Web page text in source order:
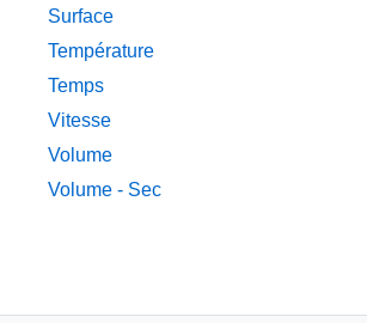
Surface
Température
Temps
Vitesse
Volume
Volume - Sec